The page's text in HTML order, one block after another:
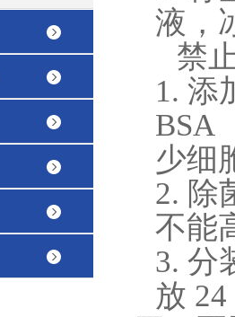
液，
禁
1. 添
BSA
少细
2. 除
不能
3. 分
放